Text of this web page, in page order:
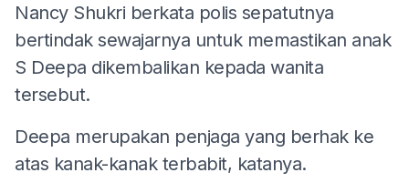
Nancy Shukri berkata polis sepatutnya
bertindak sewajarnya untuk memastikan anak
S Deepa dikembalikan kepada wanita
tersebut.
Deepa merupakan penjaga yang berhak ke
atas kanak-kanak terbabit, katanya.